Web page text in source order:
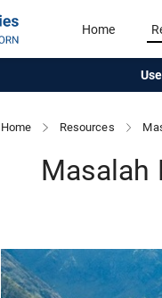
Home
Home Resources
Masalah